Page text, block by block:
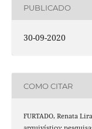
PUBLICADO
30-09-2020
COMO CITAR
FURTADO, Renata